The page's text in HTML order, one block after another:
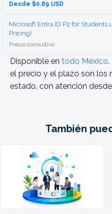
Desde $0.89 USD
Microsoft Entra ID P2 for Students
Pricing)
Precio consultivo
Disponible en todo México.
el precio y el plazo son los
estado, con atención
También